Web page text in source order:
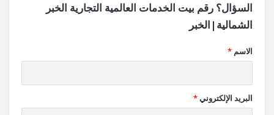
السؤال؟ رقم بيت الخدمات العالمية التجارية الخبر
الشمالية|الخبر
الاسم *
البريد الإلكتروني*